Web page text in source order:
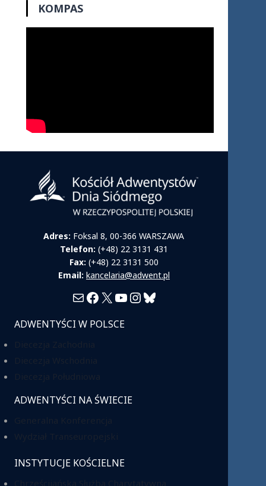
KOMPAS
Adres: Foksal 8, 00-366 WARSZAWA
Telefon: (+48) 22 3131 431
Fax: (+48) 22 3131 500
Email: kancelaria@adwent.pl
MailFacebook
X YouTube
Instagram
Bluesky
ADWENTYŚCI W POLSCE
ADWENTYŚCI NA ŚWIECIE
INSTYTUCJE KOŚCIELNE